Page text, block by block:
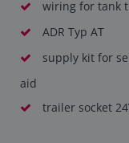
wiring for tank
ADR Typ AT
supply kit for
aid
trailer socket